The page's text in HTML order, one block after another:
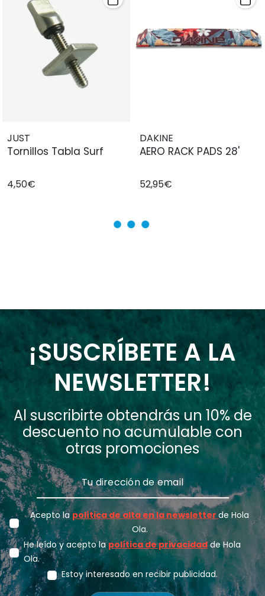
JUST
Tornillos Tabla Surf
4,50€
DAKINE
AERO RACK PADS 28'
52,95€
¡SUSCRÍBETE A LA
NEWSLETTER!
Al suscribirte obtendrás un 10% de
descuento no acumulable con
otras promociones
Acepto lapolítica de alta en la newsletter de Hola
Ola.
He leído y acepto lapolítica de privacidadde Hola
Ola.
Estoy interesado en recibir publicidad.